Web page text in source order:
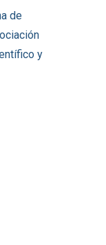
de
y